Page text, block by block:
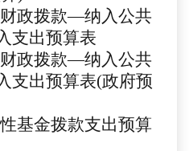
政拨款—纳入公共
支出预算表
政拨款—纳入公共
支出预算表(政府预
基金拨款支出预算